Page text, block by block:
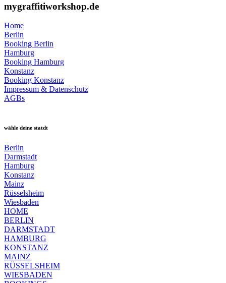
mygraffitiworkshop.de
Home
Berlin
Booking Berlin
Hamburg
Booking Hamburg
Konstanz
Booking Konstanz
Impressum & Datenschutz
AGBs
wähle deine statdt
Berlin
Darmstadt
Hamburg
Konstanz
Mainz
Rüsselsheim
Wiesbaden
HOME
BERLIN
DARMSTADT
HAMBURG
KONSTANZ
MAINZ
RÜSSELSHEIM
WIESBADEN